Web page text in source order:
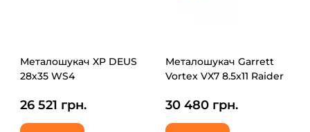
Металошукач XP DEUS
28х35 WS4
26 521 грн.
Металошукач Garrett
Vortex VX7 8.5x11 Raider
30 480 грн.